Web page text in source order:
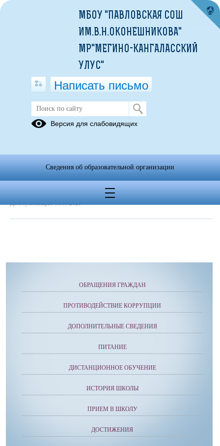
План подготовки к ГИА
Дата создания: 16.03.2021
ОБРАЩЕНИЯ ГРАЖДАН
ПРОТИВОДЕЙСТВИЕ КОРРУПЦИИ
ДОПОЛНИТЕЛЬНЫЕ СВЕДЕНИЯ
ПИТАНИЕ
ДИСТАНЦИОННОЕ ОБУЧЕНИЕ
ИСТОРИЯ ШКОЛЫ
ПРИЕМ В ШКОЛУ
ДОСТИЖЕНИЯ
МБОУ "ПАВЛОВСКАЯ СОШ
ИМ.В.Н.ОКОНЕШНИКОВА"
МР"МЕГИНО-КАНГАЛАССКИЙ
УЛУС"
Написать письмо
Версия для слабовидящих
Сведения об образовательной организации